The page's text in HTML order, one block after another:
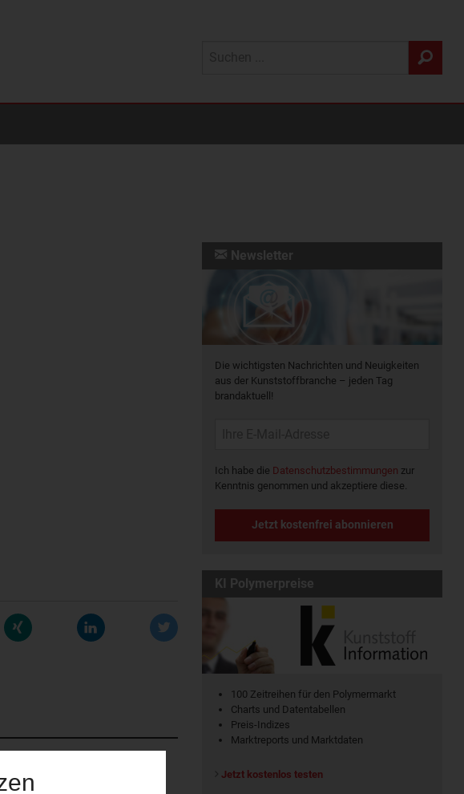
am 27. Juli 2026 den
Newsletter
Die wichtigsten Nachrichten und Neuigkeiten
aus der Kunststoffbranche – jeden Tag
brandaktuell!
Ich habe die Datenschutzbestimmungen zur
Kenntnis genommen und akzeptiere diese.
Jetzt kostenfrei abonnieren
KI Polymerpreise
100 Zeitreihen für den Polymermarkt
Charts und Datentabellen
Preis-Indizes
Marktreports und Marktdaten
Jetzt kostenlos testen